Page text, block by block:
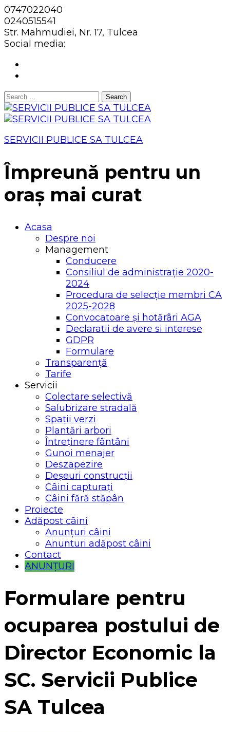
0747022040
0240515541
Str. Mahmudiei, Nr. 17, Tulcea
Social media:
Search
for:
SERVICII PUBLICE SA TULCEA
Împreună pentru un
oraș mai curat
Acasa
Despre noi
Management
Conducere
Consiliul de administrație 2020-
2024
Procedura de selecție membri CA
2025-2028
Convocatoare și hotărâri AGA
Declaratii de avere si interese
GDPR
Formulare
Transparență
Tarife
Servicii
Colectare selectivă
Salubrizare stradală
Spații verzi
Plantări arbori
Întreținere fântâni
Gunoi menajer
Deszapezire
Deșeuri construcții
Câini capturați
Câini fără stăpân
Proiecte
Adăpost câini
Anunțuri câini
Anunturi adăpost câini
Contact
ANUNȚURI
Formulare pentru
ocuparea postului de
Director Economic la
SC. Servicii Publice
SA Tulcea